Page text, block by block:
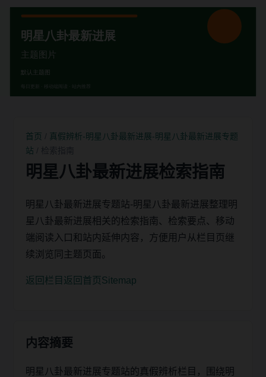
首页
真假辨析-明星八卦最新进展-明星八卦最新进展专题
站
明星八卦最新进展检索指南
明星八卦最新进展专题站-明星八卦最新进展整理明
星八卦最新进展相关的检索指南、检索要点、移动
端阅读入口和站内延伸内容，方便用户从栏目页继
续浏览同主题页面。
返回栏目 返回首页 Sitemap
内容摘要
明星八卦最新进展专题站的真假辨析栏目，围绕明